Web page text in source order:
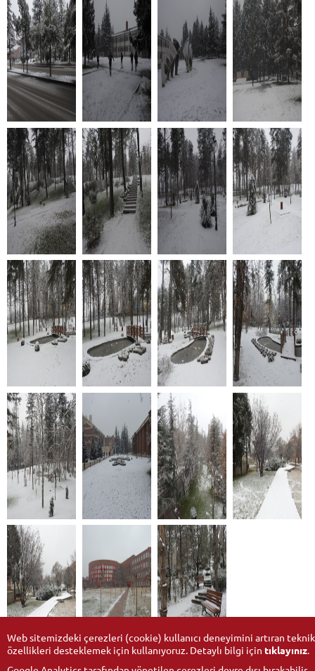
Web sitemizdeki çerezleri (cookie) kullanıcı deneyimini artıran teknik
özellikleri desteklemek için kullanıyoruz. Detaylı bilgi için tıklayınız.